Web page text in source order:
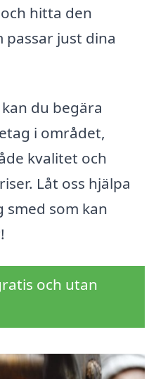
hitta den
passar just dina
du begära
i området,
kvalitet och
Låt oss hjälpa
som kan
och utan